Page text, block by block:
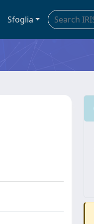
Sfoglia